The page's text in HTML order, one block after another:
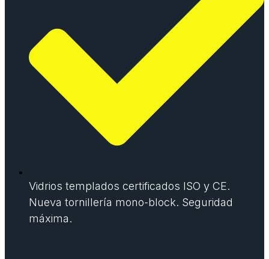
Vidrios templados certificados ISO y CE.
Nueva tornillería mono-block. Seguridad
máxima.